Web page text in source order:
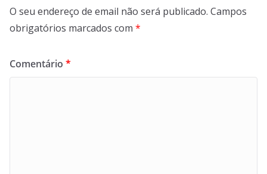
O seu endereço de email não será publicado. Campos
obrigatórios marcados com *
Comentário *